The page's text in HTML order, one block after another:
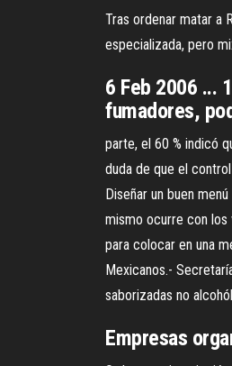
Tras ordenar matar a
especializada, pero
6 Feb 2006 ...
fumadores,
parte, el 60 % indicó
duda de que el
Diseñar un buen
mismo ocurre con los
para colocar en una
Mexicanos.-
saborizadas no
Empresas